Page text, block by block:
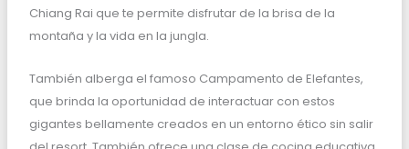
Chiang Rai que te permite disfrutar de la brisa de la
montaña y la vida en la jungla.
También alberga el famoso Campamento de Elefantes,
que brinda la oportunidad de interactuar con estos
gigantes bellamente creados en un entorno ético sin salir